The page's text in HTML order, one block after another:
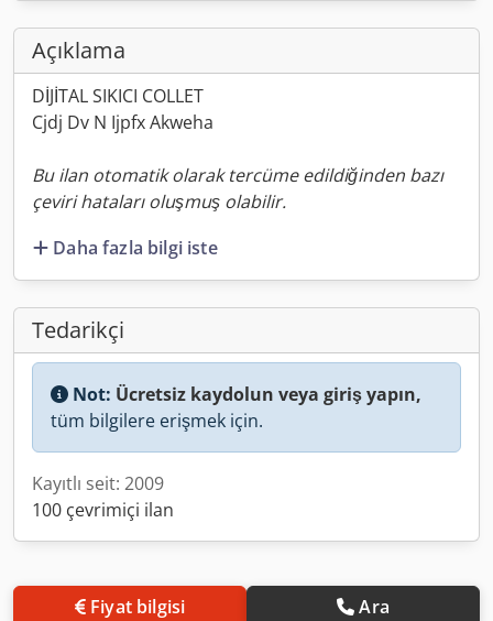
Açıklama
DİJİTAL SIKICI COLLET
Cjdj Dv N Ijpfx Akweha
Bu ilan otomatik olarak tercüme edildiğinden bazı
çeviri hataları oluşmuş olabilir.
Daha fazla bilgi iste
Tedarikçi
Not: Ücretsiz kaydolun veya giriş yapın,
tüm bilgilere erişmek için.
Kayıtlı seit: 2009
100 çevrimiçi ilan
Fiyat bilgisi Ara